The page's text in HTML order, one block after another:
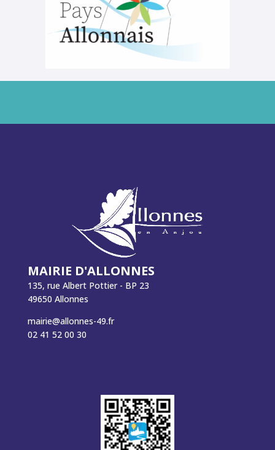
MAIRIE D'ALLONNES
135, rue Albert Pottier - BP 23
49650 Allonnes
mairie@allonnes-49.fr
02 41 52 00 30